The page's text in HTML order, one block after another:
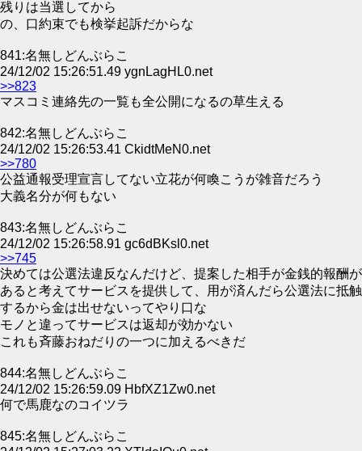
残りは当選してから
の、口約束でも検挙起訴だからな
841:名無しどんぶらこ
24/12/02 15:26:51.49 ygnLagHL0.net
>>823
マスコミ連絡先の一覧も全公開になるの草生える
842:名無しどんぶらこ
24/12/02 15:26:53.41 CkidtMeN0.net
>>780
公益通報受理宣言してない立花が何喚こうが雑音だろう
大義名分が何もない
843:名無しどんぶらこ
24/12/02 15:26:58.91 gc6dBKsl0.net
>>745
決めては公選法違反なんだけど、提案した相手が金銭的報酬が
あると考えてサービスを提供して、用が済んだら公選法に抵触
するから金は出せないってやり口な
モノと違ってサービスは返却が効かない
これも斉藤おねだりの一つに加えるべきだ
844:名無しどんぶらこ
24/12/02 15:26:59.09 HbfXZ1Zw0.net
何で馬鹿なのコイツラ
845:名無しどんぶらこ